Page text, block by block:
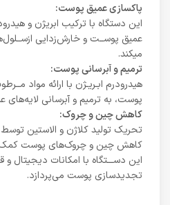
پاکسازی عمیق پوست:
این دستگاه با ترکیب ابریژن و
عمیق پوســت و خارش‌زدایی
میکند.
ترمیم و آبرسانی پوست:
هیدرودرم ابـریـژن با ارائه مواد
پوست، به ترمیم و آبرسانی
کاهش چین و چروک:
تحریک تولید کلاژن و الاستین توسط
کاهش چین و چروک‌های پوست کمک
این دســـتگاه با امکانات دیجیتال
تجدیدسازی پوست می‌پردازد.